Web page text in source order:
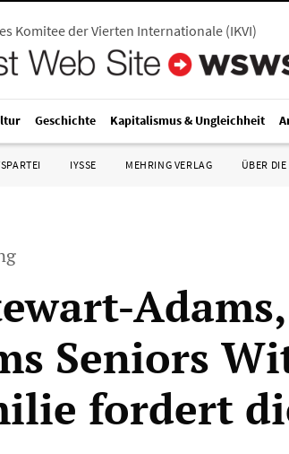
Komitee der Vierten Internationale (IKVI)
Geschichte Kapitalismus & Ungleichheit
IYSSE MEHRING VERLAG ÜBER DIE
Adams,
Seniors
fordert